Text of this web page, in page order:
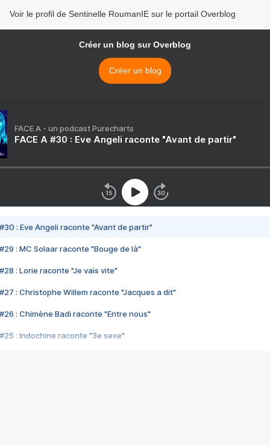
Voir le profil de Sentinelle RoumanIE sur le portail Overblog
Créer un blog sur Overblog
Créer un blog
FACE A - un podcast Purecharts
FACE A #30 : Eve Angeli raconte "Avant de partir"
#30 : Eve Angeli raconte "Avant de partir"
#29 : MC Solaar raconte "Bouge de là"
#28 : Lorie raconte "Je vais vite"
#27 : Christophe Willem raconte "Jacques a dit"
#26 : Chimène Badi raconte "Entre nous"
#25 : Indochine raconte "3e sexe"